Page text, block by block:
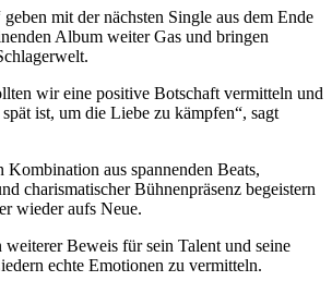
mit der nächsten Single aus dem Ende
Album weiter Gas und bringen
wir eine positive Botschaft vermitteln und
ist, um die Liebe zu kämpfen“, sagt
aus spannenden Beats,
charismatischer Bühnenpräsenz begeistern
wieder aufs Neue.
weiterer Beweis für sein Talent und seine
echte Emotionen zu vermitteln.